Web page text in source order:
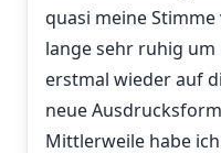
quasi meine
lange sehr ruhig
erstmal wieder auf
neue
Mittlerweile habe